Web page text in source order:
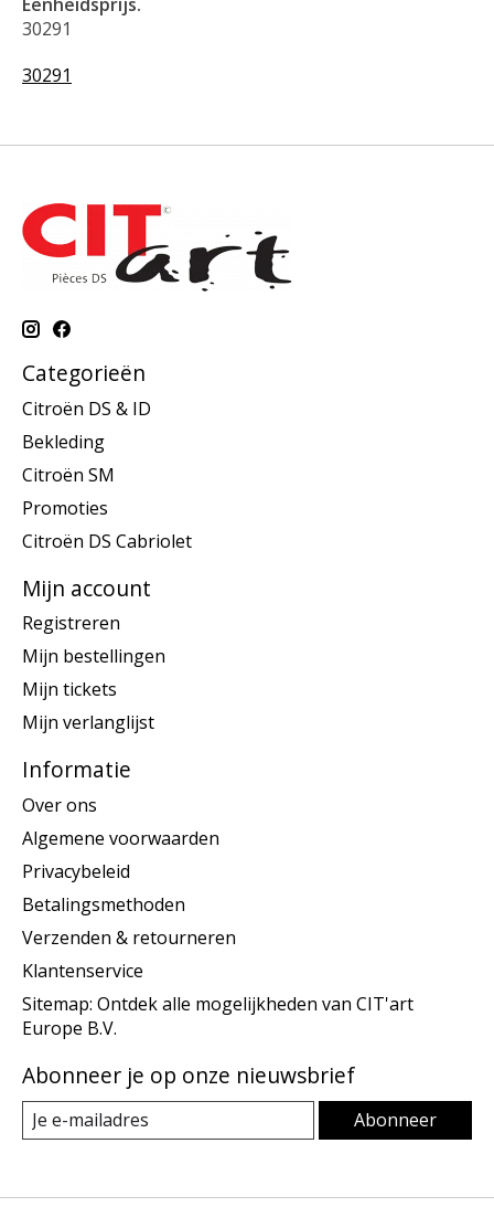
30291
30291
Categorieën
Citroën DS & ID
Bekleding
Citroën SM
Promoties
Citroën DS Cabriolet
Mijn account
Registreren
Mijn bestellingen
Mijn tickets
Mijn verlanglijst
Informatie
Over ons
Algemene voorwaarden
Privacybeleid
Betalingsmethoden
Verzenden & retourneren
Klantenservice
Sitemap: Ontdek alle mogelijkheden van CIT'art
Europe B.V.
Abonneer je op onze nieuwsbrief
Abonneer